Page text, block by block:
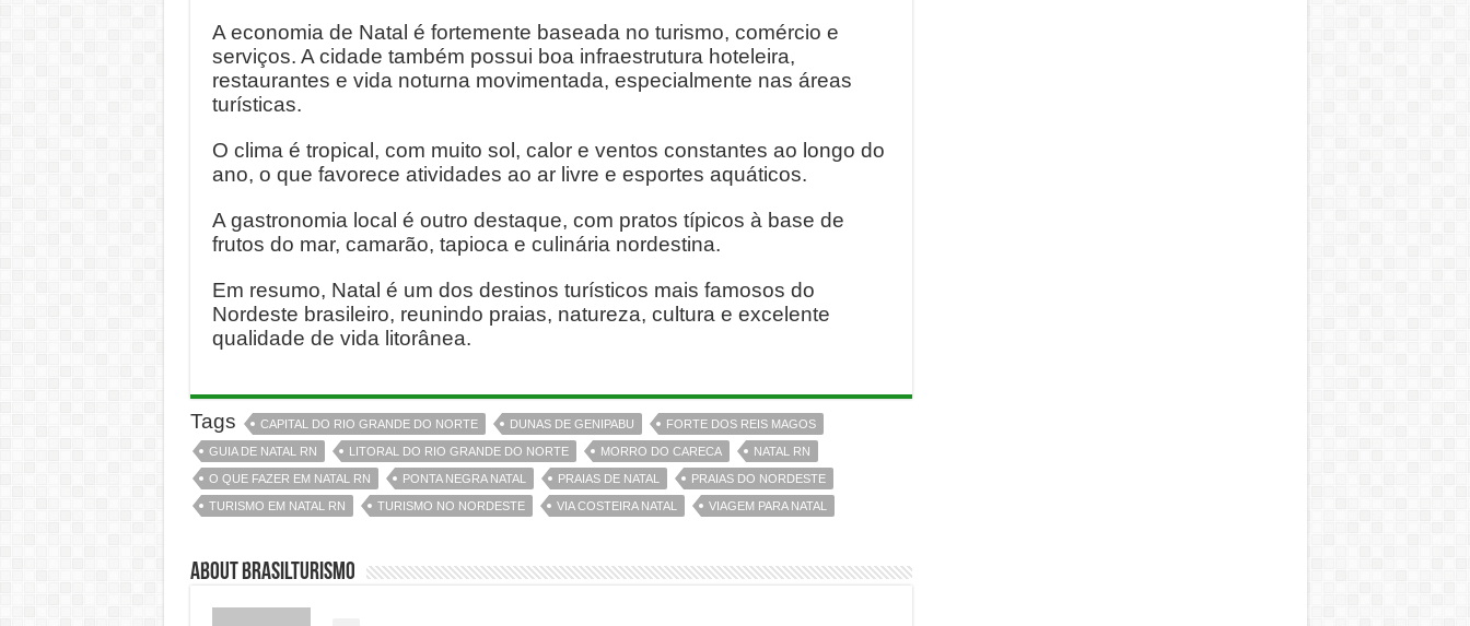
A economia de Natal é fortemente baseada no turismo, comércio e
serviços. A cidade também possui boa infraestrutura hoteleira,
restaurantes e vida noturna movimentada, especialmente nas áreas
turísticas.
O clima é tropical, com muito sol, calor e ventos constantes ao longo do
ano, o que favorece atividades ao ar livre e esportes aquáticos.
A gastronomia local é outro destaque, com pratos típicos à base de
frutos do mar, camarão, tapioca e culinária nordestina.
Em resumo, Natal é um dos destinos turísticos mais famosos do
Nordeste brasileiro, reunindo praias, natureza, cultura e excelente
qualidade de vida litorânea.
Tags CAPITAL DO RIO GRANDE DO NORTE DUNAS DE GENIPABU FORTE DOS REIS MAGOS
GUIA DE NATAL RN LITORAL DO RIO GRANDE DO NORTE MORRO DO CARECA NATAL RN
O QUE FAZER EM NATAL RN PONTA NEGRA NATAL PRAIAS DE NATAL PRAIAS DO NORDESTE
TURISMO EM NATAL RN TURISMO NO NORDESTE VIA COSTEIRA NATAL VIAGEM PARA NATAL
About BrasilTurismo